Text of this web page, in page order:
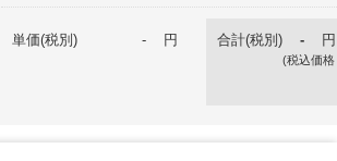
単価(税別) - 円 合計(税別) - 円
(税込価格